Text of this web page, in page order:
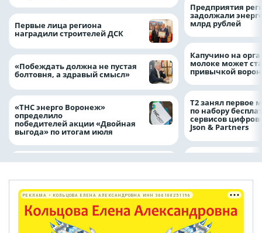
Первые лица региона
наградили строителей ДСК
«Побеждать должна не пустая
болтовня, а здравый смысл»
«ТНС энерго Воронеж»
определило
победителей акции «Двойная
выгода» по итогам июля
Предприятия
задолжали
млрд рублей
Капучино на
молоке может
привычкой
Т2 занял первое
по набору
сервисов
Json & Partners
РЕКЛАМА • КОЛЬЦОВА ЕЛЕНА АЛЕКСАНДРОВНА ИНН 366100251196